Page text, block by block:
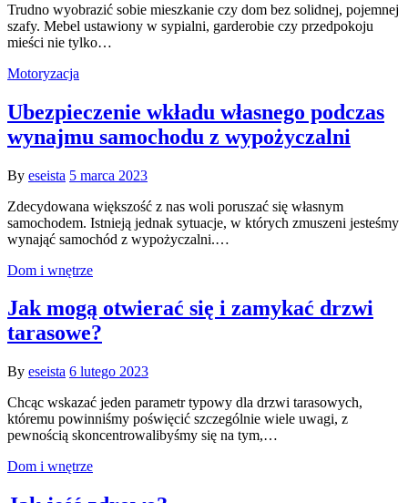
Trudno wyobrazić sobie mieszkanie czy dom bez solidnej, pojemnej
szafy. Mebel ustawiony w sypialni, garderobie czy przedpokoju
mieści nie tylko…
Motoryzacja
Ubezpieczenie wkładu własnego podczas
wynajmu samochodu z wypożyczalni
By eseista 5 marca 2023
Zdecydowana większość z nas woli poruszać się własnym
samochodem. Istnieją jednak sytuacje, w których zmuszeni jesteśmy
wynająć samochód z wypożyczalni.…
Dom i wnętrze
Jak mogą otwierać się i zamykać drzwi
tarasowe?
By eseista 6 lutego 2023
Chcąc wskazać jeden parametr typowy dla drzwi tarasowych,
któremu powinniśmy poświęcić szczególnie wiele uwagi, z
pewnością skoncentrowalibyśmy się na tym,…
Dom i wnętrze